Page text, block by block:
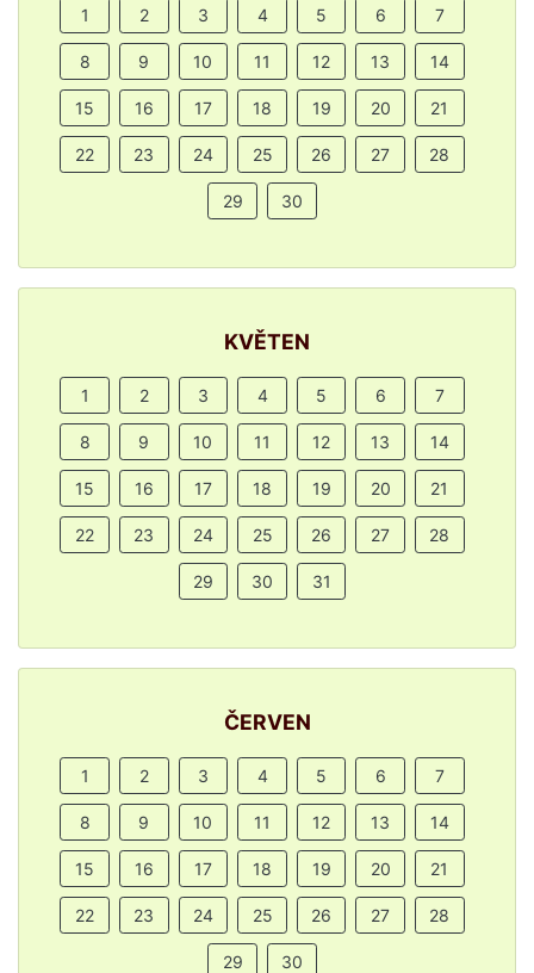
1 2 3 4 5 6 7
8 9 10 11 12 13 14
15 16 17 18 19 20 21
22 23 24 25 26 27 28
29 30
KVĚTEN
1 2 3 4 5 6 7
8 9 10 11 12 13 14
15 16 17 18 19 20 21
22 23 24 25 26 27 28
29 30 31
ČERVEN
1 2 3 4 5 6 7
8 9 10 11 12 13 14
15 16 17 18 19 20 21
22 23 24 25 26 27 28
29 30